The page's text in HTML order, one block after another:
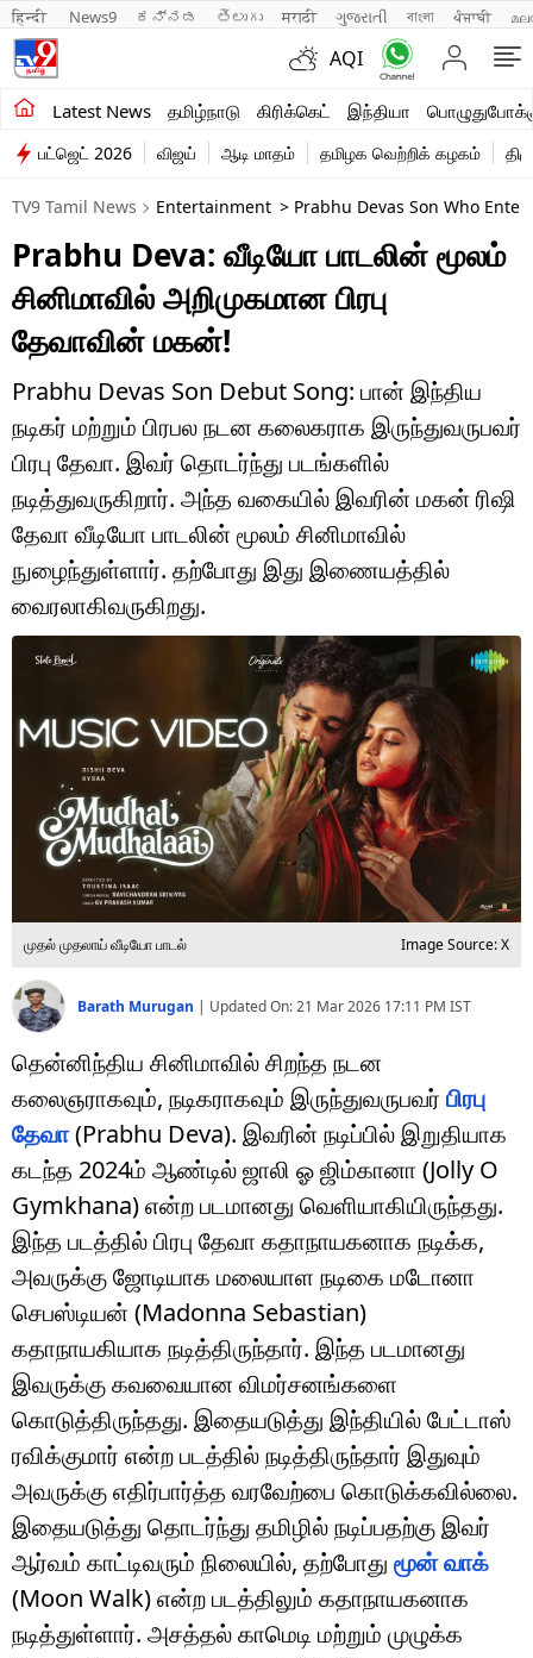
हिन्दी News9 ಕನ್ನಡ తెలుగు मराठी ગુજરાતી বাংলা ਪੰਜਾਬੀ
AQI
Latest News தமிழ்நாடு கிரிக்கெட் இந்தியா
சமீபத்திய செய்திகள்
தமிழ்நாடு
இந்தியா
உலகம்
விளையாட்டு
பொழுதுபோக்கு
லைஃப்ஸ்டைல்
வணிகம்
டெக்னாலஜி
ஆன்மீகம்
வைரல்
ஷார்ட் வீடியோஸ்
வலை கதைகள்
போட்டோ கேலரி
பட்ஜெட் 2026 விஜய் ஆடி மாதம் தமிழக வெற்றிக் கழகம்
TV9 Tamil News Entertainment > Prabhu Devas Son Who
Prabhu Deva: வீடியோ பாடலின் மூலம்
சினிமாவில் அறிமுகமான பிரபு
தேவாவின் மகன்!
Prabhu Devas Son Debut Song: பான் இந்திய
நடிகர் மற்றும் பிரபல நடன கலைகராக இருந்துவருபவர்
பிரபு தேவா. இவர் தொடர்ந்து படங்களில்
நடித்துவருகிறார். அந்த வகையில் இவரின் மகன் ரிஷி
தேவா வீடியோ பாடலின் மூலம் சினிமாவில்
நுழைந்துள்ளார். தற்போது இது இணையத்தில்
வைரலாகிவருகிறது.
முதல் முதலாய் வீடியோ பாடல் Image Source: X
Barath Murugan | Updated On:21 Mar 2026 17:11 PM IST
தென்னிந்திய சினிமாவில் சிறந்த நடன
கலைஞராகவும், நடிகராகவும் இருந்துவருபவர் பிரபு
தேவா(Prabhu Deva). இவரின் நடிப்பில் இறுதியாக
கடந்த 2024ம் ஆண்டில் ஜாலி ஓ ஜிம்கானா (Jolly O
Gymkhana) என்ற படமானது வெளியாகியிருந்தது.
இந்த படத்தில் பிரபு தேவா கதாநாயகனாக நடிக்க,
அவருக்கு ஜோடியாக மலையாள நடிகை மடோனா
செபஸ்டியன் (Madonna Sebastian)
கதாநாயகியாக நடித்திருந்தார். இந்த படமானது
இவருக்கு கவவையான விமர்சனங்களை
கொடுத்திருந்தது. இதையடுத்து இந்தியில் பேட்டாஸ்
ரவிக்குமார் என்ற படத்தில் நடித்திருந்தார் இதுவும்
அவருக்கு எதிர்பார்த்த வரவேற்பை கொடுக்கவில்லை.
இதையடுத்து தொடர்ந்து தமிழில் நடிப்பதற்கு இவர்
ஆர்வம் காட்டிவரும் நிலையில், தற்போது மூன் வாக்
(Moon Walk) என்ற படத்திலும் கதாநாயகனாக
நடித்துள்ளார். அசத்தல் காமெடி மற்றும் முழுக்க